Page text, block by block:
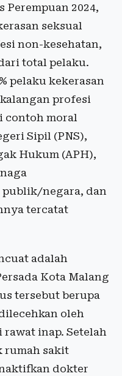
Perempuan 2024,
seksual
non-kesehatan,
total pelaku.
pelaku kekerasan
profesi
contoh moral
Sipil (PNS),
Hukum (APH),
publik/negara, dan
tercatat
adalah
Kota Malang
tersebut berupa
oleh
inap. Setelah
rumah sakit
dokter